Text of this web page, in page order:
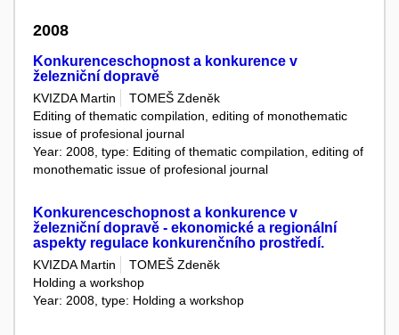
2008
Konkurenceschopnost a konkurence v
železniční dopravě
KVIZDA Martin
TOMEŠ Zdeněk
Editing of thematic compilation, editing of monothematic
issue of profesional journal
Year: 2008, type: Editing of thematic compilation, editing of
monothematic issue of profesional journal
Konkurenceschopnost a konkurence v
železniční dopravě - ekonomické a regionální
aspekty regulace konkurenčního prostředí.
KVIZDA Martin
TOMEŠ Zdeněk
Holding a workshop
Year: 2008, type: Holding a workshop